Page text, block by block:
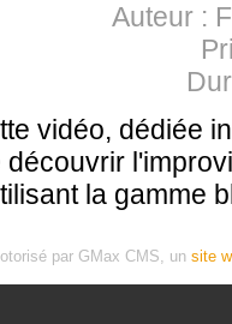
Auteur :
vidéo, dédiée
découvrir
la gamme
par GMax CMS, un site